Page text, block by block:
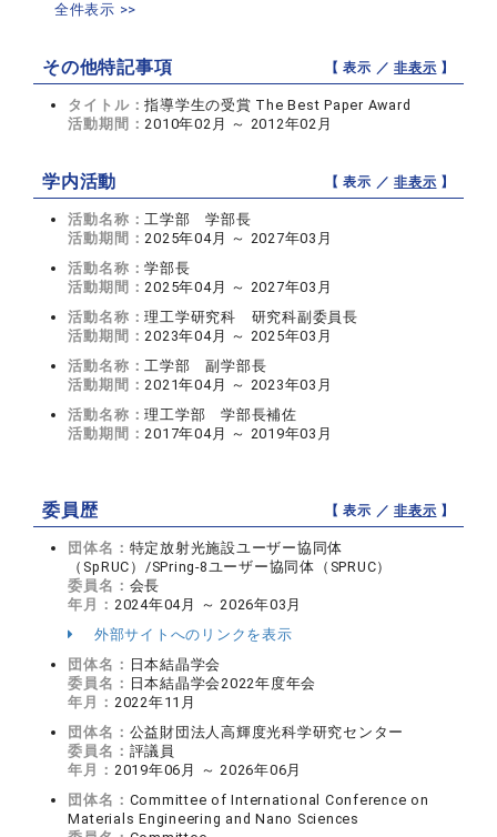
全件表示 >>
その他特記事項 【 表示 ／非表示 】
タイトル：指導学生の受賞 The Best Paper Award
活動期間：2010年02月 ～ 2012年02月
学内活動 【 表示 ／非表示 】
活動名称：工学部 学部長
活動期間：2025年04月 ～ 2027年03月
活動名称：学部長
活動期間：2025年04月 ～ 2027年03月
活動名称：理工学研究科 研究科副委員長
活動期間：2023年04月 ～ 2025年03月
活動名称：工学部 副学部長
活動期間：2021年04月 ～ 2023年03月
活動名称：理工学部 学部長補佐
活動期間：2017年04月 ～ 2019年03月
委員歴 【 表示 ／非表示 】
団体名： 特定放射光施設ユーザー協同体
（SpRUC）/SPring-8ユーザー協同体（SPRUC）
委員名： 会長
年月： 2024年04月 ～ 2026年03月
外部サイトへのリンクを表示
団体名： 日本結晶学会
委員名： 日本結晶学会2022年度年会
年月： 2022年11月
団体名： 公益財団法人高輝度光科学研究センター
委員名： 評議員
年月： 2019年06月 ～ 2026年06月
団体名： Committee of International Conference on
Materials Engineering and Nano Sciences